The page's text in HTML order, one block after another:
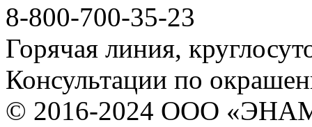
8-800-700-35-23
Горячая линия,
Консультации по
© 2016-2024 ООО